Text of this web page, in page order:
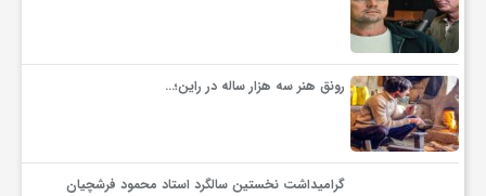
رونق هنر سه هزار ساله در راین؛…
گرامیداشت نخستین سالگرد استاد محمود فرشچیان